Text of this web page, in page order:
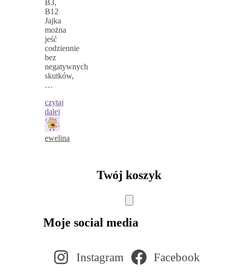
B3,
B12
Jajka
można
jeść
codziennie
bez
negatywnych
skutków,
…
czytaj
dalej
ewelina
Twój koszyk
Moje social media
Instagram Facebook